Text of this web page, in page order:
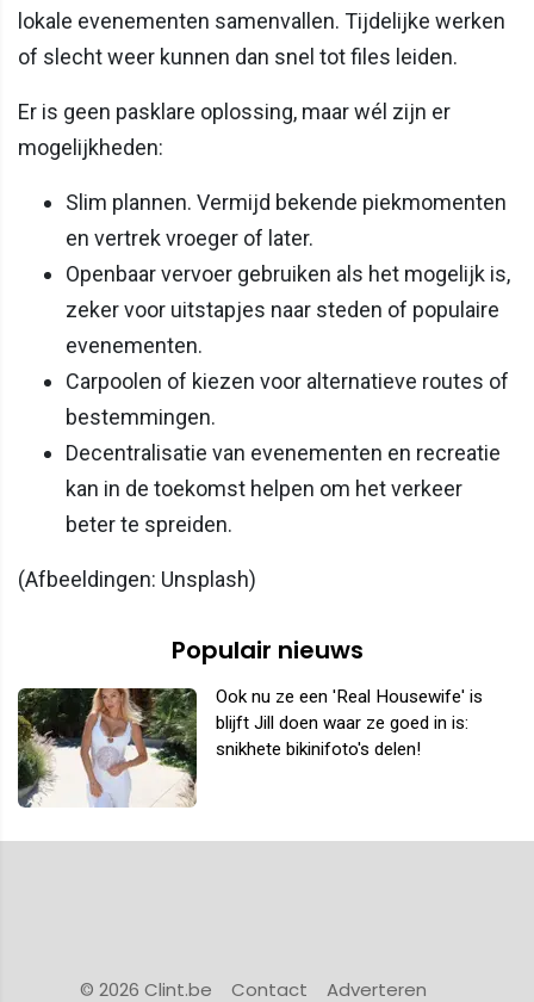
lokale evenementen samenvallen. Tijdelijke werken
of slecht weer kunnen dan snel tot files leiden.
Er is geen pasklare oplossing, maar wél zijn er
mogelijkheden:
Slim plannen. Vermijd bekende piekmomenten
en vertrek vroeger of later.
Openbaar vervoer gebruiken als het mogelijk is,
zeker voor uitstapjes naar steden of populaire
evenementen.
Carpoolen of kiezen voor alternatieve routes of
bestemmingen.
Decentralisatie van evenementen en recreatie
kan in de toekomst helpen om het verkeer
beter te spreiden.
(Afbeeldingen: Unsplash)
Populair nieuws
Ook nu ze een 'Real Housewife' is
blijft Jill doen waar ze goed in is:
snikhete bikinifoto's delen!
© 2026 Clint.be Contact Adverteren